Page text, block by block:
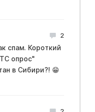
2
спам. Короткий
опрос"
в Сибири?! 😁